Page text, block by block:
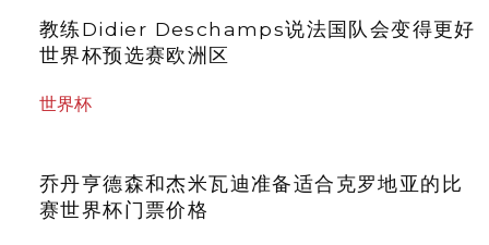
教练Didier Deschamps说法国队会变得更好
世界杯预选赛欧洲区
世界杯
乔丹亨德森和杰米瓦迪准备适合克罗地亚的比
赛世界杯门票价格